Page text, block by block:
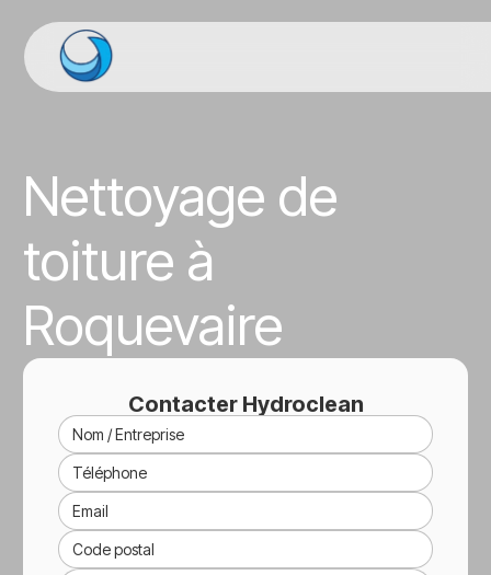
Nettoyage de
toiture à
Roquevaire
Contacter Hydroclean